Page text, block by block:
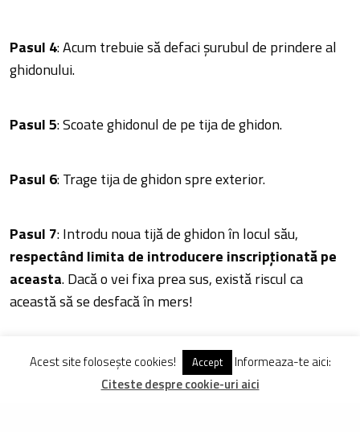
Pasul 4: Acum trebuie să defaci șurubul de prindere al
ghidonului.
Pasul 5: Scoate ghidonul de pe tija de ghidon.
Pasul 6: Trage tija de ghidon spre exterior.
Pasul 7: Introdu noua tijă de ghidon în locul său,
respectând limita de introducere inscripționată pe
aceasta. Dacă o vei fixa prea sus, există riscul ca
această să se desfacă în mers!
Pasul 8: Strânge apoi șurubul de prindere al tijei de
ghidon (cel de sus), după care introdu ghidonul și
Acest site folosește cookies! Accept
Informeaza-te aici:
Citeste despre cookie-uri aici